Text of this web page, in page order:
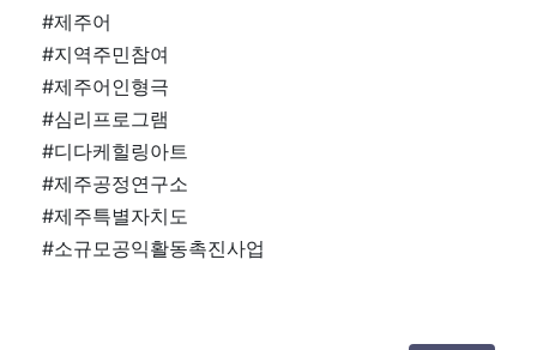
#제주어
#지역주민참여
#제주어인형극
#심리프로그램
#디다케힐링아트
#제주공정연구소
#제주특별자치도
#소규모공익활동촉진사업